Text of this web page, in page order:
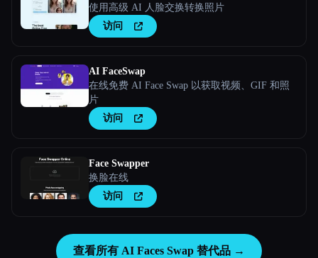
使用高级 AI 人脸交换转换照片
访问
AI FaceSwap
在线免费 AI Face Swap 以获取视频、GIF 和照
片
访问
Face Swapper
换脸在线
访问
查看所有 AI Faces Swap 替代品 →